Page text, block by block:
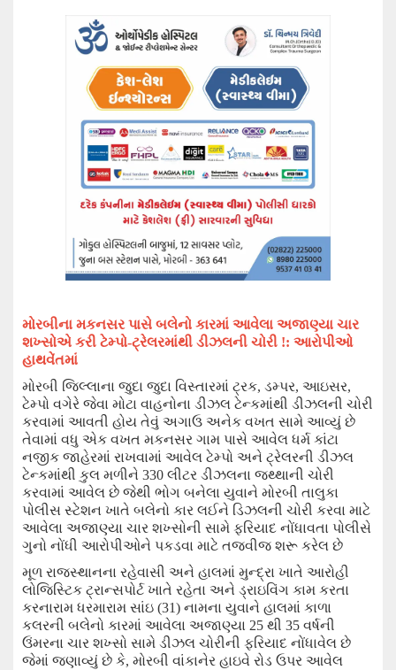
મોરબીના મકનસર પાસે બલેનો કારમાં આવેલા અજાણ્યા ચાર
શખ્સોએ કરી ટેમ્પો-ટ્રેલરમાંથી ડીઝલની ચોરી !: આરોપીઓ
હાથવેંતમાં
મોરબી જિલ્લાના જુદા જુદા વિસ્તારમાં ટ્રક, ડમ્પર, આઇસર,
ટેમ્પો વગેરે જેવા મોટા વાહનોના ડીઝલ ટેન્કમાંથી ડીઝલની ચોરી
કરવામાં આવતી હોય તેવું અગાઉ અનેક વખત સામે આવ્યું છે
તેવામાં વધુ એક વખત મકનસર ગામ પાસે આવેલ ધર્મ કાંટા
નજીક જાહેરમાં રાખવામાં આવેલ ટેમ્પો અને ટ્રેલરની ડીઝલ
ટેન્કમાંથી કુલ મળીને 330 લીટર ડીઝલના જથ્થાની ચોરી
કરવામાં આવેલ છે જેથી ભોગ બનેલા યુવાને મોરબી તાલુકા
પોલીસ સ્ટેશન ખાતે બલેનો કાર લઈને ડિઝલની ચોરી કરવા માટે
આવેલા અજાણ્યા ચાર શખ્સોની સામે ફરિયાદ નોંધાવતા પોલીસે
ગુનો નોંધી આરોપીઓને પકડવા માટે તજવીજ શરૂ કરેલ છે
મૂળ રાજસ્થાનના રહેવાસી અને હાલમાં મુન્દ્રા ખાતે આરોહી
લોજિસ્ટિક ટ્રાન્સપોર્ટ ખાતે રહેતા અને ડ્રાઇવિંગ કામ કરતા
કરનારામ ધરમારામ સાંઇ (31) નામના યુવાને હાલમાં કાળા
કલરની બલેનો કારમાં આવેલા અજાણ્યા 25 થી 35 વર્ષની
ઉંમરના ચાર શખ્સો સામે ડીઝલ ચોરીની ફરિયાદ નોંધાવેલ છે
જેમાં જણાવ્યું છે કે, મોરબી વાંકાનેર હાઇવે રોડ ઉપર આવેલ